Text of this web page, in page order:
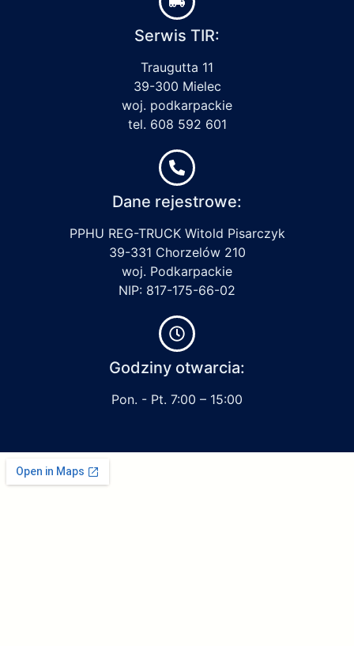
Serwis TIR:
Traugutta 11
39-300 Mielec
woj. podkarpackie
tel. 608 592 601
Dane rejestrowe:
PPHU REG-TRUCK Witold Pisarczyk
39-331 Chorzelów 210
woj. Podkarpackie
NIP: 817-175-66-02
Godziny otwarcia:
Pon. - Pt. 7:00 – 15:00